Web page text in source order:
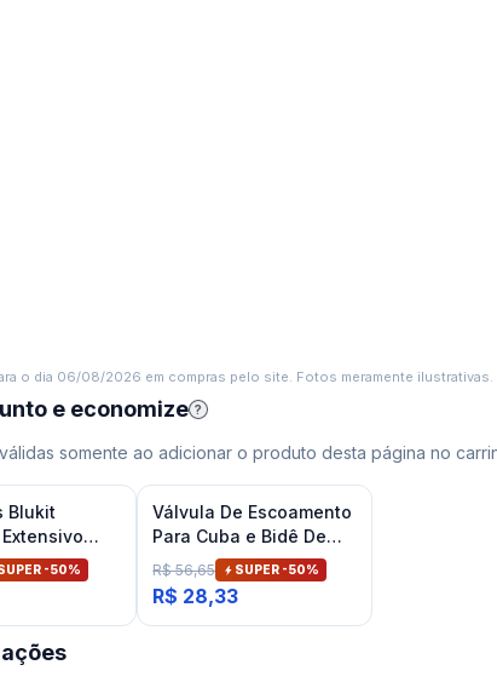
o dia 06/08/2026 em compras pelo site. Fotos meramente ilustrativas.
e economize ?
somente ao adicionar o produto desta página no
Blukit
-50%
Válvula De Escoamento
Para Cuba e Bidê De
Banheiro Cromado
Deca
R$ 56,65 SUPER -50%
R$ 28,33